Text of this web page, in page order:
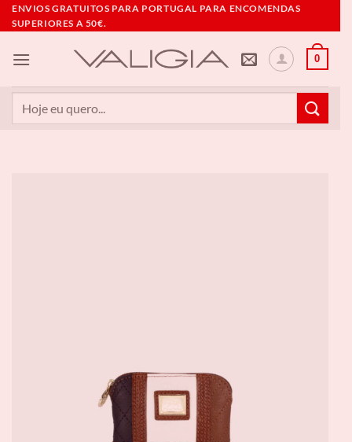
Skip
to
ENVIOS GRATUITOS PARA PORTUGAL PARA ENCOMENDAS
SUPERIORES A 50€.
0